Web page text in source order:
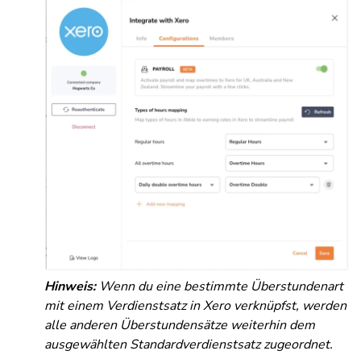
Hinweis: Wenn du eine bestimmte Überstundenart
mit einem Verdienstsatz in Xero verknüpfst, werden
alle anderen Überstundensätze weiterhin dem
ausgewählten Standardverdienstsatz zugeordnet.